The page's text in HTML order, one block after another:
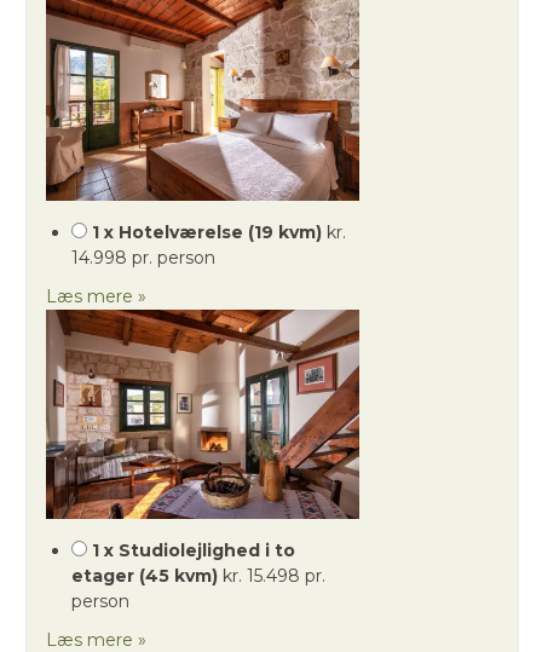
1 x Hotelværelse (19 kvm) kr.
14.998 pr. person
Læs mere »
1 x Studiolejlighed i to
etager (45 kvm) kr. 15.498 pr.
person
Læs mere »